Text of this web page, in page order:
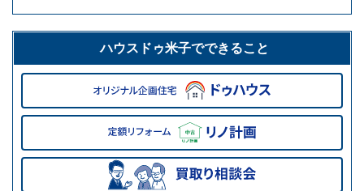
ハウスドゥ米子でできること